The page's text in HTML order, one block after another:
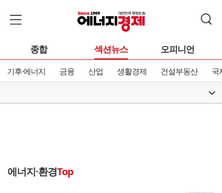
종합 섹션뉴스 오피니언
기후·에너지 금융 산업 생활경제 건설부동산 국
에너지·환경Top